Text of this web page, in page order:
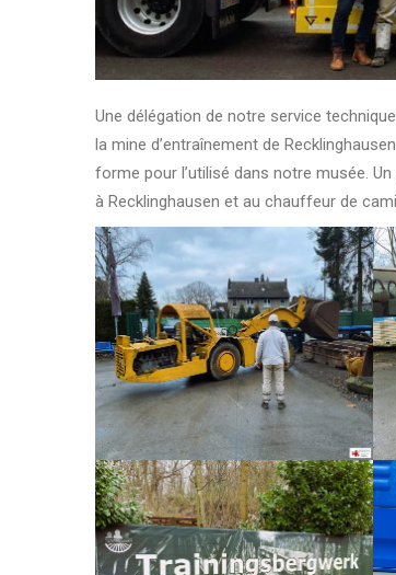
Une délégation de notre service
la mine d’entraînement de
forme pour l’utilisé dans notre musée.
à Recklinghausen et au chauffeur de